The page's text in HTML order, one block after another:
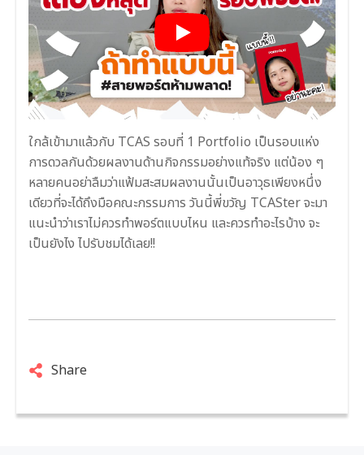
ใกล้เข้ามาแล้วกับ TCAS รอบที่ 1 Portfolio เป็นรอบแห่ง
การดวลกันด้วยผลงานด้านกิจกรรมอย่างแท้จริง แต่น้อง ๆ
หลายคนอย่าลืมว่าแฟ้มสะสมผลงานนั้นเป็นอาวุธเพียงหนึ่ง
เดียวที่จะได้ถึงมือคณะกรรมการ วันนี้พี่ขวัญ TCASter จะมา
แนะนำว่าเราไม่ควรทำพอร์ตแบบไหน และควรทำอะไรบ้าง จะ
เป็นยังไง ไปรับชมได้เลย!!
Share